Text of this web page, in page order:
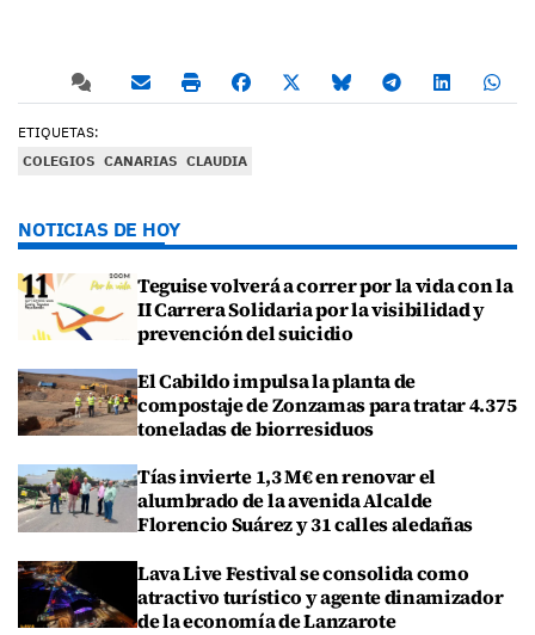
ETIQUETAS:
COLEGIOS CANARIAS CLAUDIA
NOTICIAS DE HOY
Teguise volverá a correr por la vida con la
II Carrera Solidaria por la visibilidad y
prevención del suicidio
El Cabildo impulsa la planta de
compostaje de Zonzamas para tratar 4.375
toneladas de biorresiduos
Tías invierte 1,3 M€ en renovar el
alumbrado de la avenida Alcalde
Florencio Suárez y 31 calles aledañas
Lava Live Festival se consolida como
atractivo turístico y agente dinamizador
de la economía de Lanzarote